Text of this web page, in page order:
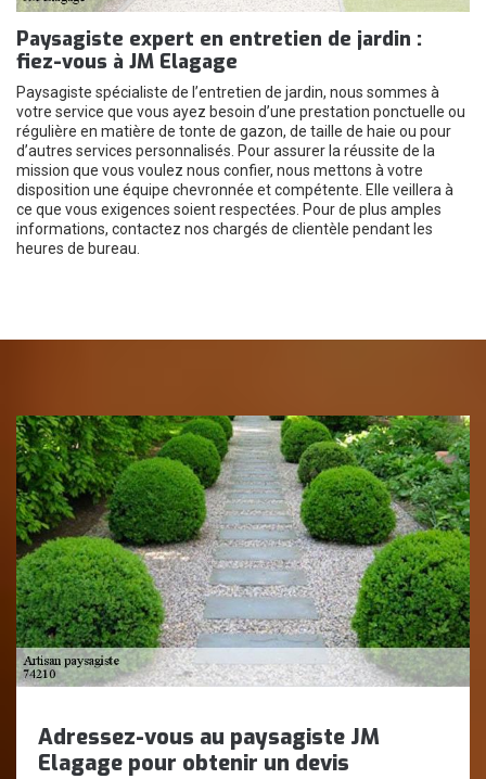
Paysagiste expert en entretien de jardin :
fiez-vous à JM Elagage
Paysagiste spécialiste de l’entretien de jardin, nous sommes à
votre service que vous ayez besoin d’une prestation ponctuelle ou
régulière en matière de tonte de gazon, de taille de haie ou pour
d’autres services personnalisés. Pour assurer la réussite de la
mission que vous voulez nous confier, nous mettons à votre
disposition une équipe chevronnée et compétente. Elle veillera à
ce que vous exigences soient respectées. Pour de plus amples
informations, contactez nos chargés de clientèle pendant les
heures de bureau.
Adressez-vous au paysagiste JM
Elagage pour obtenir un devis